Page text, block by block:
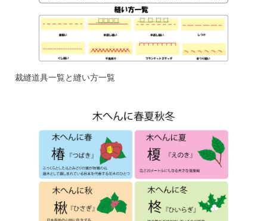
裁縫道具一覧と縫い方一覧